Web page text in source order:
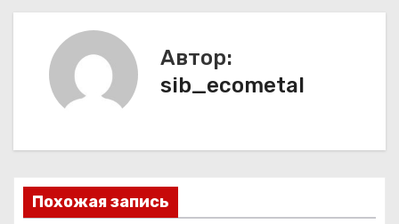
а
о
Автор:
sib_ecometal
Похожая запись